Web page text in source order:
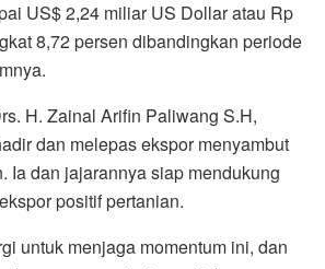
US$ 2,24 miliar US Dollar atau Rp
8,72 persen dibandingkan periode
H. Zainal Arifin Paliwang S.H,
dan melepas ekspor menyambut
Ia dan jajarannya siap mendukung
positif pertanian.
untuk menjaga momentum ini, dan